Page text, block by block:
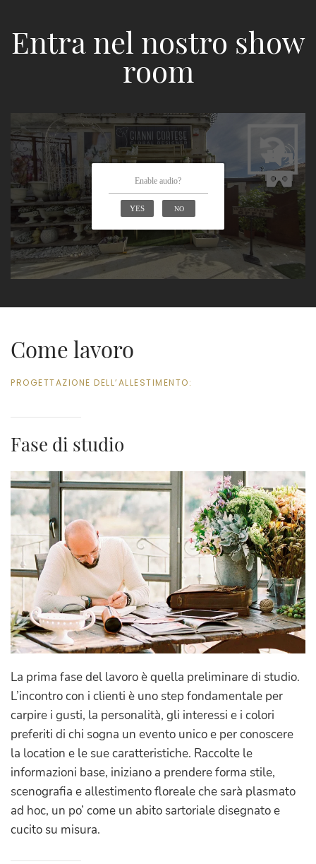
Entra nel nostro show
room
Come lavoro
PROGETTAZIONE DELL’ALLESTIMENTO:
Fase di studio
La prima fase del lavoro è quella preliminare di studio.
L’incontro con i clienti è uno step fondamentale per
carpire i gusti, la personalità, gli interessi e i colori
preferiti di chi sogna un evento unico e per conoscere
la location e le sue caratteristiche. Raccolte le
informazioni base, iniziano a prendere forma stile,
scenografia e allestimento floreale che sarà plasmato
ad hoc, un po’ come un abito sartoriale disegnato e
cucito su misura.